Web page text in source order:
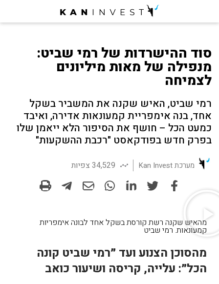
סוד ההישרדות של רמי שביט:
מנפילה של מאות מיליונים
לצמיחה
רמי שביט, האיש שקנה את המשביר בשקל
אחד, בנה אימפריית קמעונאות אדירה, ואיבד
כמעט הכל – חושף את הסיפור הלא ייאמן שלו
בפרק חדש בפודקאסט "רכבת ההשקעות"
מערכת Kan Invest 34,529 צפיות
מהאיש שקנה רשת קורסת בשקל אחד לבונה אימפריות
קמעונאות. רמי שביט
מהסוכן הצנוע ועד ״רמי שביט קונה
הכל״: עלייה, קריסה ושיעור כואב